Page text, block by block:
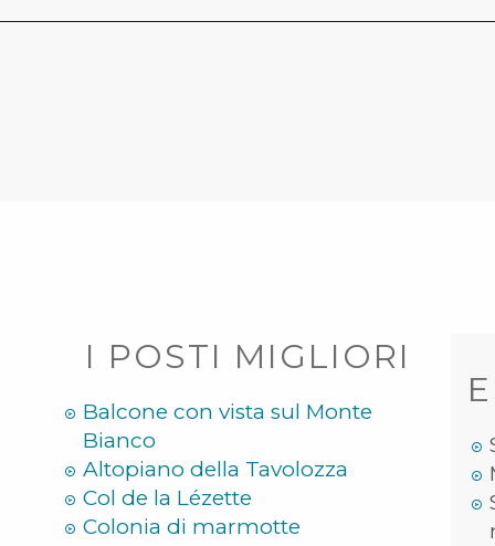
I POSTI MIGLIORI
Balcone con vista sul Monte
Bianco
Altopiano della Tavolozza
Col de la Lézette
Colonia di marmotte